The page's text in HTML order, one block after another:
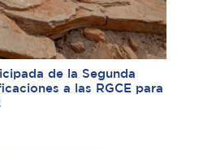
de la Segunda
a las RGCE para